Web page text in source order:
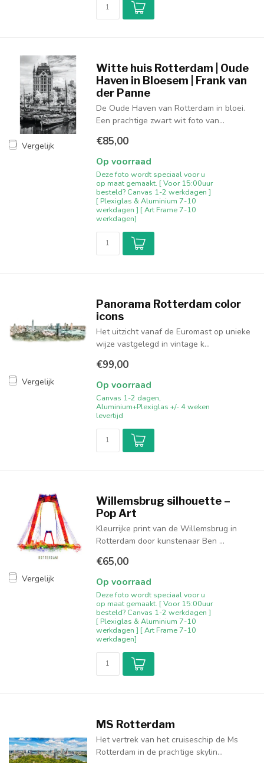
Vergelijk
Witte huis Rotterdam | Oude
Haven in Bloesem | Frank van
der Panne
De Oude Haven van Rotterdam in bloei.
Een prachtige zwart wit foto van...
€85,00
Op voorraad
Deze foto wordt speciaal voor u
op maat gemaakt. [ Voor 15:00uur
besteld? Canvas 1-2 werkdagen ]
[ Plexiglas & Aluminium 7-10
werkdagen ] [ Art Frame 7-10
werkdagen]
Vergelijk
Panorama Rotterdam color
icons
Het uitzicht vanaf de Euromast op unieke
wijze vastgelegd in vintage k...
€99,00
Op voorraad
Canvas 1-2 dagen,
Aluminium+Plexiglas +/- 4 weken
levertijd
Vergelijk
Willemsbrug silhouette –
Pop Art
Kleurrijke print van de Willemsbrug in
Rotterdam door kunstenaar Ben ...
€65,00
Op voorraad
Deze foto wordt speciaal voor u
op maat gemaakt. [ Voor 15:00uur
besteld? Canvas 1-2 werkdagen ]
[ Plexiglas & Aluminium 7-10
werkdagen ] [ Art Frame 7-10
werkdagen]
MS Rotterdam
Het vertrek van het cruiseschip de Ms
Rotterdam in de prachtige skylin...